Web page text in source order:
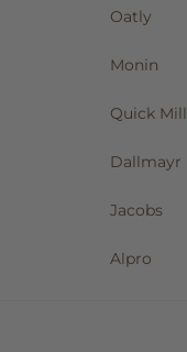
Oatly
Monin
Quick Mill
Dallmayr
Jacobs
Alpro